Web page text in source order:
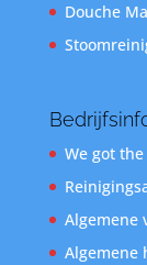
Douche
We got the
Algemene
Algemene